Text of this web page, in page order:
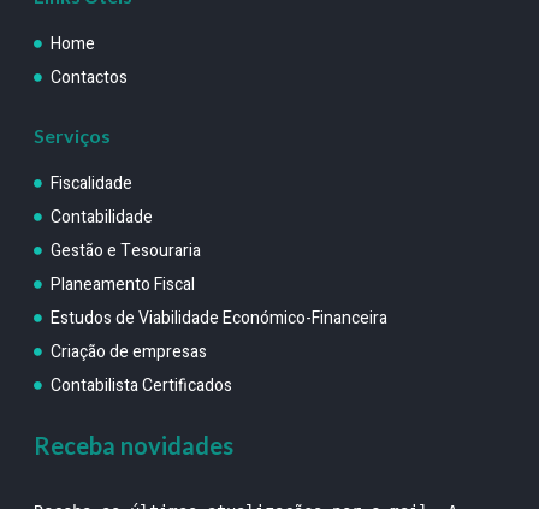
Home
Contactos
Serviços
Fiscalidade
Contabilidade
Gestão e Tesouraria
Planeamento Fiscal
Estudos de Viabilidade Económico-Financeira
Criação de empresas
Contabilista Certificados
Receba novidades